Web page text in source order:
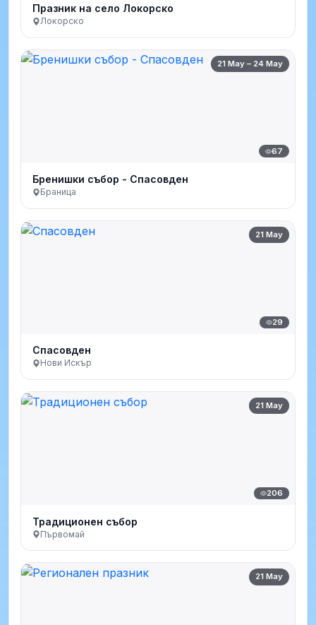
Празник на село Локорско
Локорско
21 May – 24 May
67
Бренишки събор - Спасовден
Браница
21 May
29
Спасовден
Нови Искър
21 May
206
Традиционен събор
Първомай
21 May